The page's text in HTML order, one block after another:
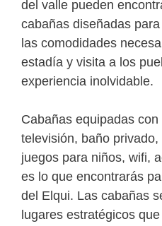
del valle pueden
cabañas diseñadas
las comodidades
estadía y visita a los
experiencia inolvidable.
Cabañas equipadas
televisión, baño
juegos para niños, wifi,
es lo que encontrarás
del Elqui. Las cabañas
lugares estratégicos